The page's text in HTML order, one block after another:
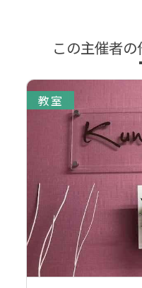
この主催者
教室